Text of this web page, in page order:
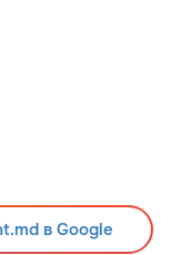
в Google